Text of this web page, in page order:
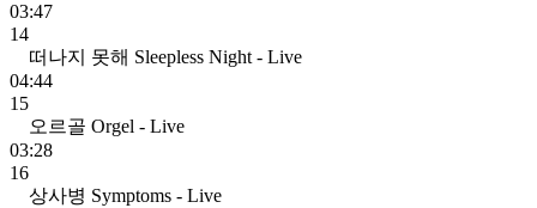
03:47
14
떠나지 못해 Sleepless Night - Live
04:44
15
오르골 Orgel - Live
03:28
16
상사병 Symptoms - Live